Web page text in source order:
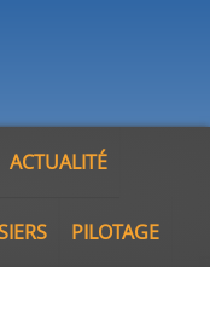
ACTUALITÉ
PILOTAGE